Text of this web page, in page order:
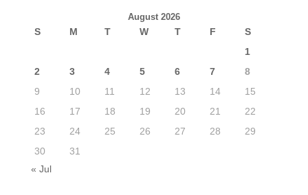
August 2026
S M T W T F
S
1
2
3 4 5 6 7
8
9
10 11 12 13 14
15
16
17 18 19 20 21
22
23
24 25 26 27 28
29
30
31
« Jul